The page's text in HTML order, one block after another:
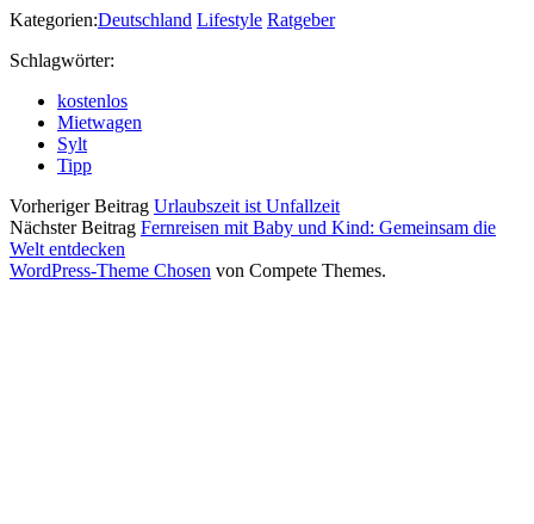
Kategorien:Deutschland Lifestyle Ratgeber
Schlagwörter:
kostenlos
Mietwagen
Sylt
Tipp
Vorheriger Beitrag Urlaubszeit ist Unfallzeit
Nächster Beitrag Fernreisen mit Baby und Kind: Gemeinsam die
Welt entdecken
WordPress-Theme Chosen von Compete Themes.